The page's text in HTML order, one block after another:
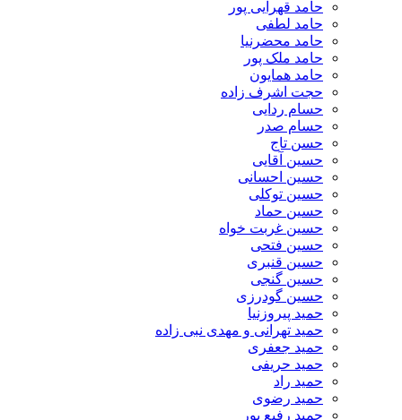
حامد قهرایی پور
حامد لطفی
حامد محضرنیا
حامد ملک پور
حامد همایون
حجت اشرف زاده
حسام ردایی
حسام صدر
حسن تاج
حسین آقایی
حسین احسانی
حسین توکلی
حسین حماد
حسین غربت خواه
حسین فتحی
حسین قنبری
حسین گنجی
حسین گودرزی
حمید پیروزنیا
حمید تهرانی و مهدی نبی زاده
حمید جعفری
حمید حریفی
حمید راد
حمید رضوی
حمید رفیع پور